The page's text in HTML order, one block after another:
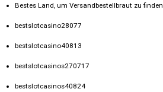
Bestes Land, um Versandbestellbraut zu finden
bestslotcasino28077
bestslotcasino40813
bestslotcasinos270717
bestslotcasinos40824